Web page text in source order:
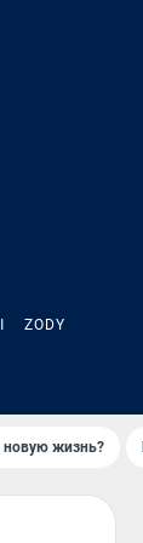
ZODY
новую жизнь?